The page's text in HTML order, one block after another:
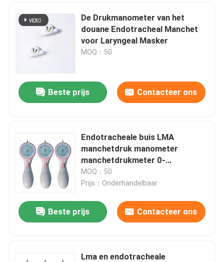
De Drukmanometer van het
douane Endotracheal Manchet
voor Laryngeal Masker
MOQ：50
Beste prijs Contacteer ons
Endotracheale buis LMA
manchetdruk manometer
manchetdrukmeter 0-
120cmH2O
MOQ：50
Prijs：Onderhandelbaar
Beste prijs Contacteer ons
Lma en endotracheale